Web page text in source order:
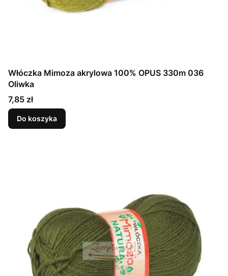
Włóczka Mimoza akrylowa 100% OPUS 330m 036
Oliwka
Cena
7,85 zł
Do koszyka